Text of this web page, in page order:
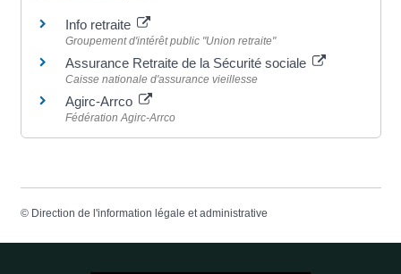
Info retraite
Groupement d'intérêt public "Union retraite"
Assurance Retraite de la Sécurité sociale
Caisse nationale d'assurance vieillesse
Agirc-Arrco
Fédération Agirc-Arrco
© Direction de l'information légale et administrative